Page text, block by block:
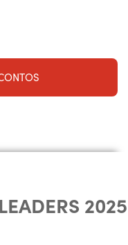
2025